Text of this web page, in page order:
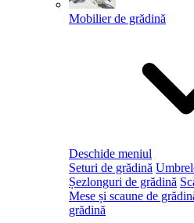
Mobilier de grădină
Deschide meniul
Seturi de grădină
Șezlonguri de grădină
Mese și scaune de
grădină